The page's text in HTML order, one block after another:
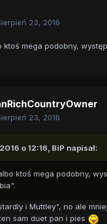
23, 2016
ktoś mega podobny,
23, 2016
o 12:16, BiP napisał:
ktoś mega podobny,
i Muttley", no ale
sam duet pan i pies